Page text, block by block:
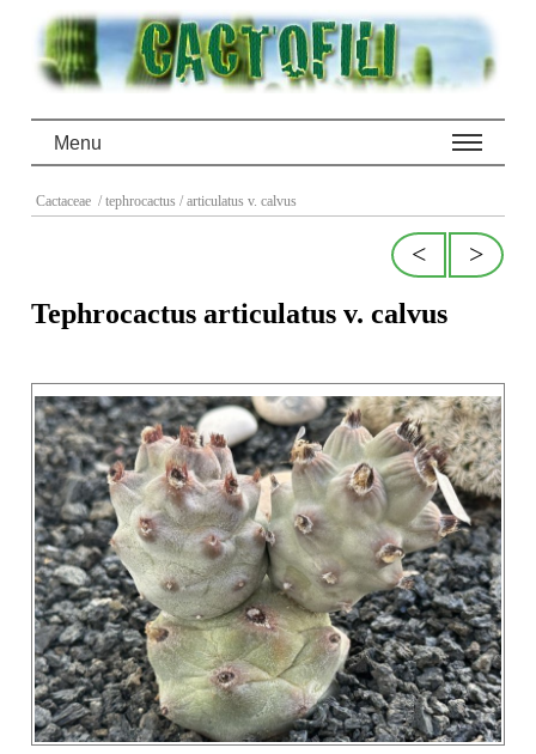
Menu
Cactaceae / tephrocactus / articulatus v. calvus
>
<
Tephrocactus articulatus v. calvus